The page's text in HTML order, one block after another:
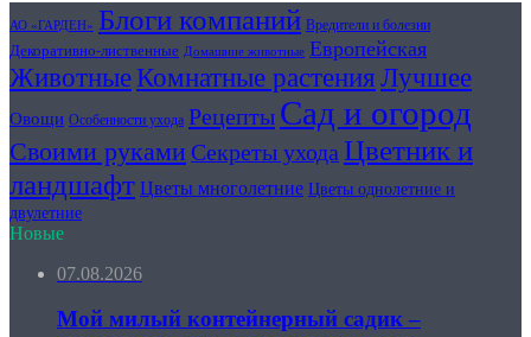
АО «ГАРДЕН» Блоги компаний Вредители и болезни
Декоративно-лиственные Домашние животные Европейская
ЖивотныеКомнатные растенияЛучшее
Овощи Особенности ухода Рецепты Сад и огород
Своими руками Секреты ухода Цветник и
ландшафт Цветы многолетние Цветы однолетние и
двулетние
Новые
07.08.2026
Мой милый контейнерный садик –